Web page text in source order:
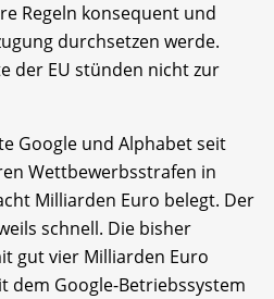
Regeln konsequent und
durchsetzen werde.
der EU stünden nicht zur
Google und Alphabet seit
Wettbewerbsstrafen in
Milliarden Euro belegt. Der
schnell. Die bisher
gut vier Milliarden Euro
dem Google-Betriebssystem